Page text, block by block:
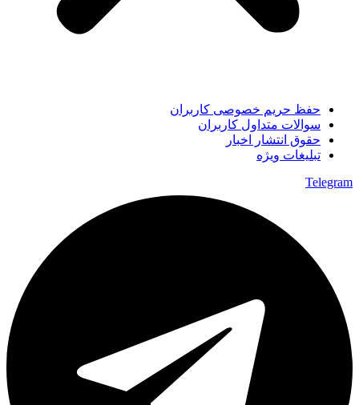
حفظ حریم خصوصی کاربران
سوالات متداول کاربران
حقوق انتشار اخبار
تبلیغات ویژه
Telegram